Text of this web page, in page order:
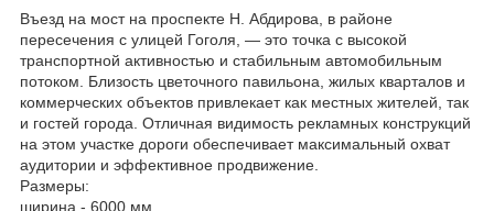
Въезд на мост на проспекте Н. Абдирова, в районе
пересечения с улицей Гоголя, — это точка с высокой
транспортной активностью и стабильным автомобильным
потоком. Близость цветочного павильона, жилых кварталов и
коммерческих объектов привлекает как местных жителей, так
и гостей города. Отличная видимость рекламных конструкций
на этом участке дороги обеспечивает максимальный охват
аудитории и эффективное продвижение.
Размеры:
ширина - 6000 мм